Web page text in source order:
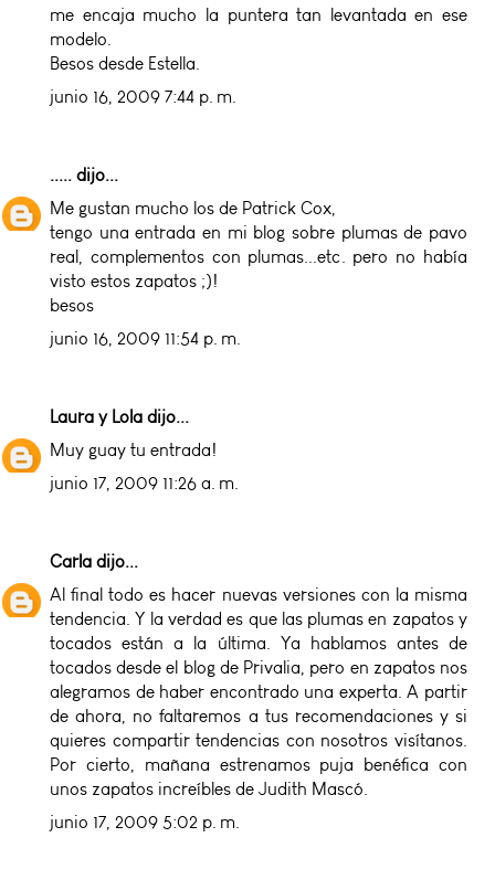
me encaja mucho la puntera tan levantada en ese
modelo.
Besos desde Estella.
junio 16, 2009 7:44 p. m.
..... dijo...
Me gustan mucho los de Patrick Cox,
tengo una entrada en mi blog sobre plumas de pavo
real, complementos con plumas...etc. pero no había
visto estos zapatos ;)!
besos
junio 16, 2009 11:54 p. m.
Laura y Lola dijo...
Muy guay tu entrada!
junio 17, 2009 11:26 a. m.
Carla dijo...
Al final todo es hacer nuevas versiones con la misma
tendencia. Y la verdad es que las plumas en zapatos y
tocados están a la última. Ya hablamos antes de
tocados desde el blog de Privalia, pero en zapatos nos
alegramos de haber encontrado una experta. A partir
de ahora, no faltaremos a tus recomendaciones y si
quieres compartir tendencias con nosotros visítanos.
Por cierto, mañana estrenamos puja benéfica con
unos zapatos increíbles de Judith Mascó.
junio 17, 2009 5:02 p. m.